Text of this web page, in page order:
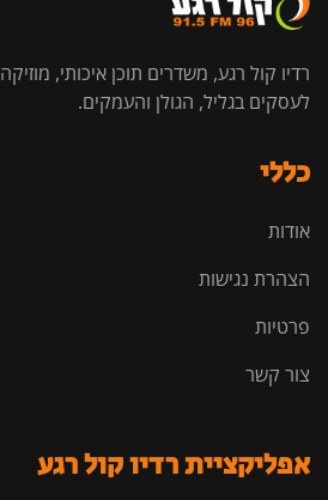
רדיו קול רגע, משדרים תוכן איכותי,
לעסקים בגליל, הגולן והעמקים.
כללי
אודות
הצהרת נגישות
פרטיות
צור קשר
אפליקציית רדיו קול רגע